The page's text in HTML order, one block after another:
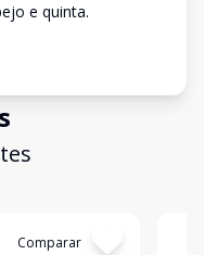
e quinta.
Comparar